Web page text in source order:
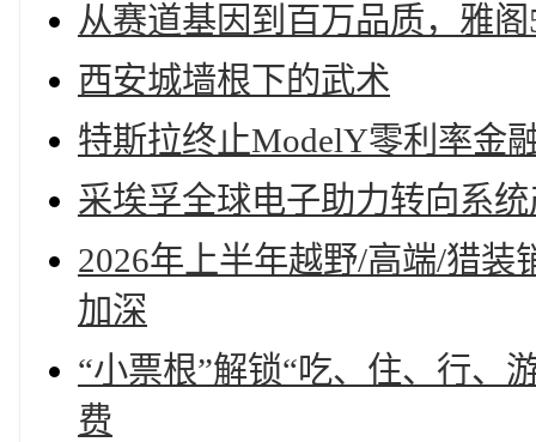
从赛道基因到百万品质，雅
西安城墙根下的武术
特斯拉终止ModelY零利率金
采埃孚全球电子助力转向系
2026年上半年越野/高端/猎
加深
“小票根”解锁“吃、住、行、
费